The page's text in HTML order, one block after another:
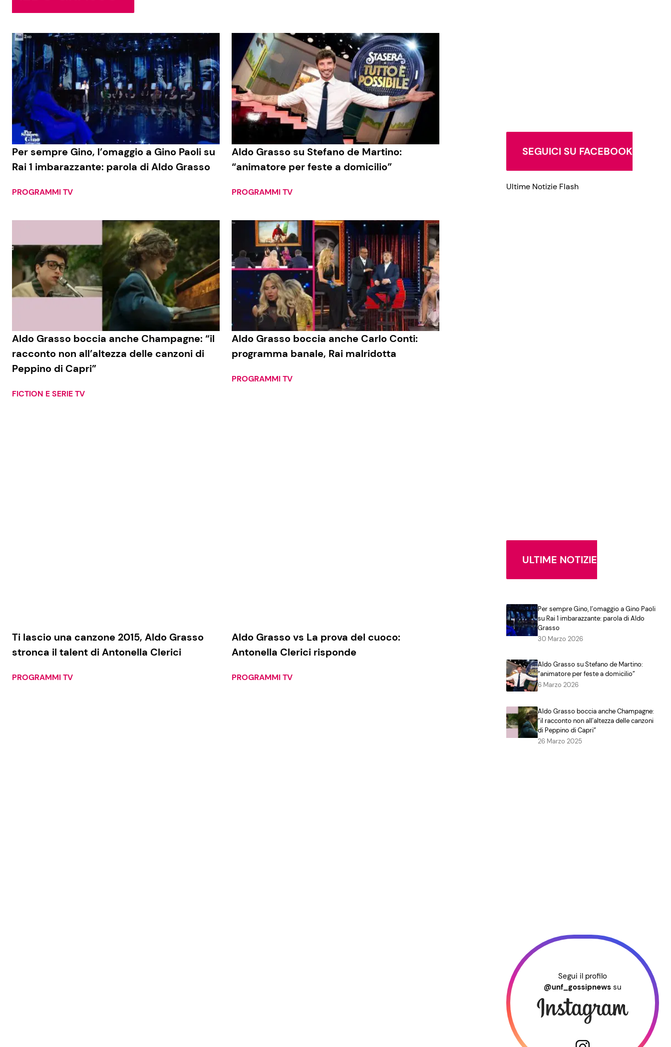
Social News
News dal mondo
Benessere
Casa
Moda e Style
Mondo Mamma
News benessere
Salute
Cucina e Ricette
Consigli di Cucina
Dolci
Le Ricette in TV
Primi Piatti
Ricette Facili e Veloci
Per sempre Gino, l’omaggio a Gino Paoli su
Rai 1 imbarazzante: parola di Aldo Grasso
PROGRAMMI TV
Aldo Grasso su Stefano de Martino:
“animatore per feste a domicilio”
PROGRAMMI TV
Aldo Grasso boccia anche Champagne: “il
racconto non all’altezza delle canzoni di
Peppino di Capri”
FICTION E SERIE TV
Aldo Grasso boccia anche Carlo Conti:
programma banale, Rai malridotta
PROGRAMMI TV
Ti lascio una canzone 2015, Aldo Grasso
stronca il talent di Antonella Clerici
PROGRAMMI TV
Aldo Grasso vs La prova del cuoco:
Antonella Clerici risponde
PROGRAMMI TV
SEGUICI SU FACEBOOK
Ultime Notizie Flash
ULTIME NOTIZIE
Per sempre Gino, l’omaggio a Gino Paoli
su Rai 1 imbarazzante: parola di Aldo
Grasso
30 Marzo 2026
Aldo Grasso su Stefano de Martino:
“animatore per feste a domicilio”
6 Marzo 2026
Aldo Grasso boccia anche Champagne:
“il racconto non all’altezza delle canzoni
di Peppino di Capri”
26 Marzo 2025
Segui il profilo
@unf_gossipnews su